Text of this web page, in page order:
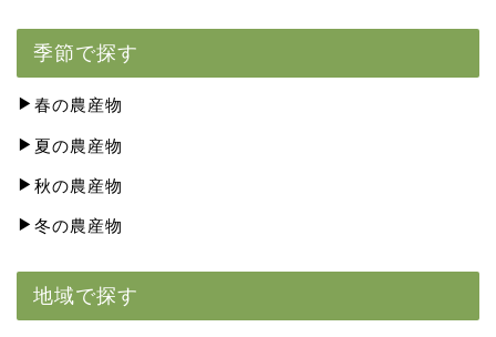
季節で探す
春の農産物
夏の農産物
秋の農産物
冬の農産物
地域で探す